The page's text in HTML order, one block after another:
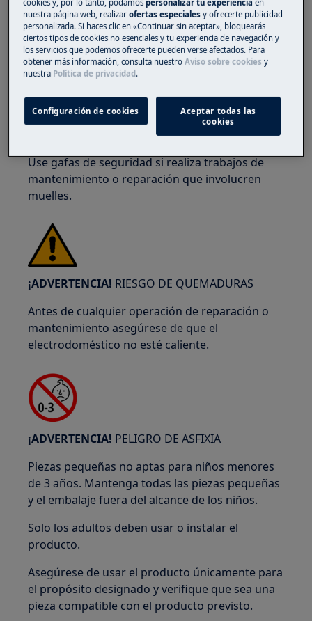
¡ADVERTENCIA!RIESGO DE LESIONES
OCULARES
Use gafas de seguridad si realiza trabajos de
mantenimiento o reparación que involucren
muelles.
¡ADVERTENCIA! RIESGO DE QUEMADURAS
Antes de cualquier operación de reparación o
mantenimiento asegúrese de que el
electrodoméstico no esté caliente.
¡ADVERTENCIA! PELIGRO DE ASFIXIA
Piezas pequeñas no aptas para niños menores
de 3 años. Mantenga todas las piezas pequeñas
y el embalaje fuera del alcance de los niños.
Solo los adultos deben usar o instalar el
producto.
Asegúrese de usar el producto únicamente para
el propósito designado y verifique que sea una
pieza compatible con el producto previsto.
cookies y, por lo tanto, podamospersonalizar tu experienciaen
nuestra página web, realizarofertas especiales y ofrecerte publicidad
personalizada. Si haces clic en «Continuar sin aceptar», bloquearás
ciertos tipos de cookies no esenciales y tu experiencia de navegación y
los servicios que podemos ofrecerte pueden verse afectados. Para
obtener más información, consulta nuestroAviso sobre cookies y
nuestra Política de privacidad .
Configuración de cookies
Aceptar todas las
cookies